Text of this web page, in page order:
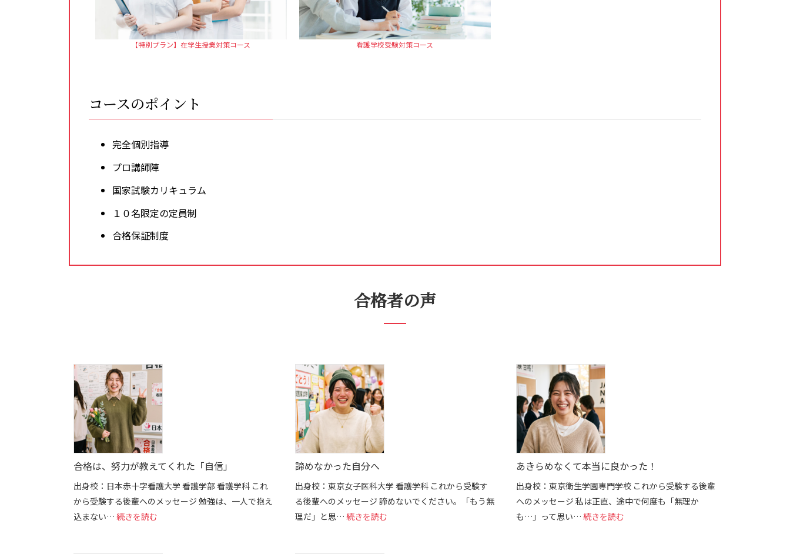
【特別プラン】在学生授業対策コース 看護学校受験対策コース
コースのポイント
完全個別指導
プロ講師陣
国家試験カリキュラム
１０名限定の定員制
合格保証制度
合格者の声
合格は、努力が教えてくれた「自信」
出身校：日本赤十字看護大学 看護学部 看護学科 これ
から受験する後輩へのメッセージ 勉強は、一人で抱え
込まない… 続きを読む : 合格は、努力が教えてくれた「自信」
諦めなかった自分へ
出身校：東京女子医科大学 看護学科 これから受験す
る後輩へのメッセージ 諦めないでください。「もう無
理だ」と思… 続きを読む: 諦めなかった自分へ
あきらめなくて本当に良かった！
出身校：東京衛生学園専門学校 これから受験する後輩
へのメッセージ 私は正直、途中で何度も「無理か
も…」って思い…続きを読む